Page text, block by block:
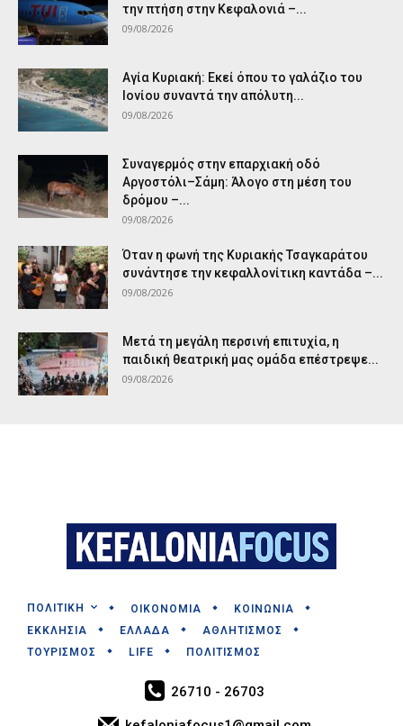
την πτήση στην Κεφαλονιά –...
09/08/2026
Αγία Κυριακή: Εκεί όπου το γαλάζιο του
Ιονίου συναντά την απόλυτη...
09/08/2026
Συναγερμός στην επαρχιακή οδό
Αργοστόλι–Σάμη: Άλογο στη μέση του
δρόμου –...
09/08/2026
Όταν η φωνή της Κυριακής Τσαγκαράτου
συνάντησε την κεφαλλονίτικη καντάδα –...
09/08/2026
Μετά τη μεγάλη περσινή επιτυχία, η
παιδική θεατρική μας ομάδα επέστρεψε...
09/08/2026
ΠΟΛΙΤΙΚΗ ΟΙΚΟΝΟΜΙΑ
ΚΟΙΝΩΝΙΑ
ΕΚΚΛΗΣΙΑ
ΕΛΛΑΔΑ
ΑΘΛΗΤΙΣΜΟΣ
ΤΟΥΡΙΣΜΟΣ
LIFE ΠΟΛΙΤΙΣΜΟΣ
26710 - 26703